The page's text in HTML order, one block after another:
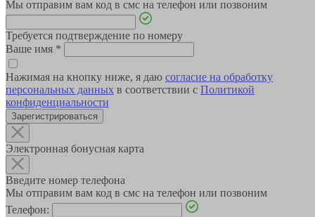
Мы отправим вам код в смс на телефон или позвоним
Требуется подтверждение по номеру
Ваше имя *
Нажимая на кнопку ниже, я даю согласие на обработку
персональных данных в соответствии с Политикой
конфиденциальности
Зарегистрироваться
Электронная бонусная карта
Введите номер телефона
Мы отправим вам код в смс на телефон или позвоним
Телефон: